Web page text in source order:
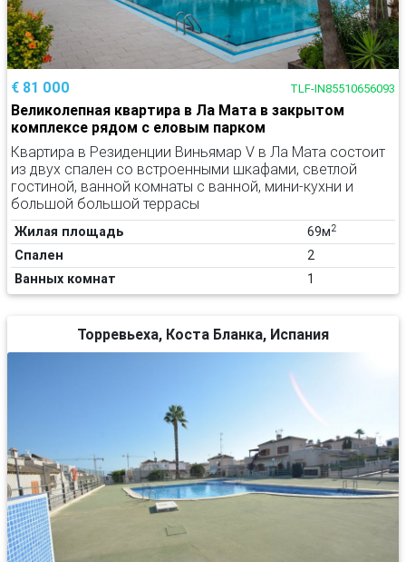
€ 81 000 TLF-IN85510656093
Великолепная квартира в Ла Мата в закрытом
комплексе рядом с еловым парком
Квартира в Резиденции Виньямар V в Ла Мата состоит
из двух спален со встроенными шкафами, светлой
гостиной, ванной комнаты с ванной, мини-кухни и
большой большой террасы
Жилая площадь 69м2
Спален
2
Ванных комнат
1
Торревьеха, Коста Бланка, Испания